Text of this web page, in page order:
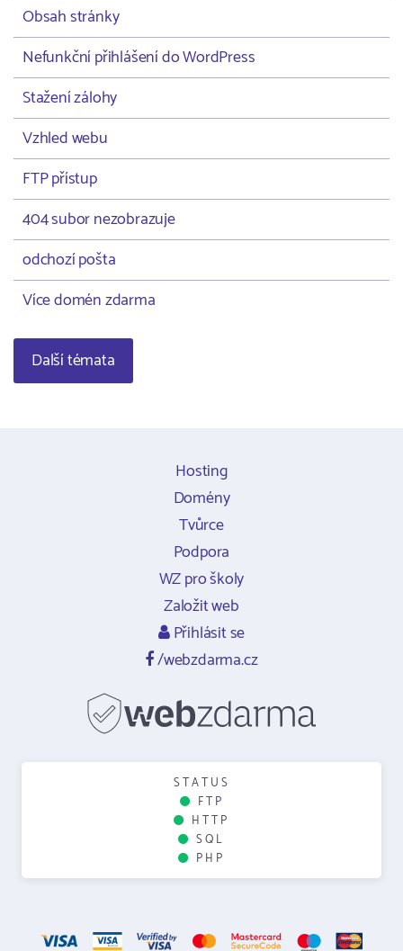
Obsah stránky
Nefunkční přihlášení do WordPress
Stažení zálohy
Vzhled webu
FTP přístup
404 subor nezobrazuje
odchozí pošta
Více domén zdarma
Další témata
Hosting
Domény
Tvůrce
Podpora
WZ pro školy
Založit web
Přihlásit se
/webzdarma.cz
STATUS
FTP
HTTP
SQL
PHP